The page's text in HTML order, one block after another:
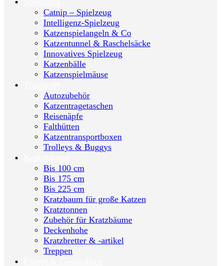
Catnip – Spielzeug
Intelligenz-Spielzeug
Katzenspielangeln & Co
Katzentunnel & Raschelsäcke
Innovatives Spielzeug
Katzenbälle
Katzenspielmäuse
Autozubehör
Katzentragetaschen
Reisenäpfe
Falthütten
Katzentransportboxen
Trolleys & Buggys
Bis 100 cm
Bis 175 cm
Bis 225 cm
Kratzbaum für große Katzen
Kratztonnen
Zubehör für Kratzbäume
Deckenhohe
Kratzbretter & -artikel
Treppen